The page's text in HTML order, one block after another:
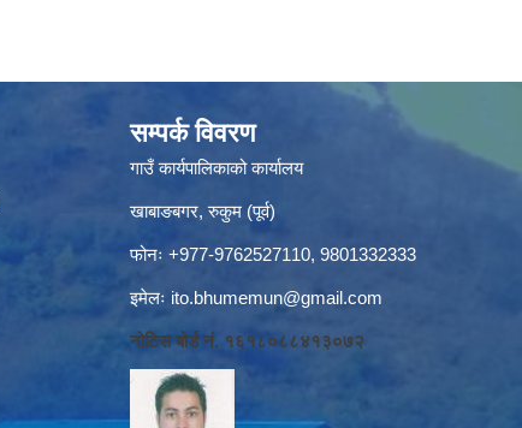
सम्पर्क विवरण
गाउँ कार्यपालिकाको कार्यालय
खाबाङबगर, रुकुम (पूर्व)
फोनः +977-9762527110, 9801332333
इमेलः ito.bhumemun@gmail.com
नोटिस बोर्ड नं. १६१८०८८४१३०७२